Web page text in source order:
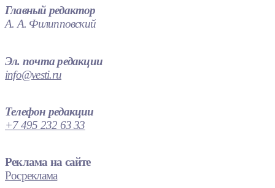
Главный редактор
А. А. Филипповский
Эл. почта редакции
info@vesti.ru
Телефон редакции
+7 495 232 63 33
Реклама на сайте
Росреклама